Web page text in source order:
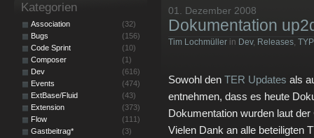
01. Dezember 2008
Dokumentation
Tim Lochmüller in Dev, Releases,
Sowohl den TER Updates als
entnehmen, dass es heute
Dokumentation wurden laut
Vielen Dank an alle beteiligten
Kategorien
Association
(32)
Bugs
(156)
Code Sprint
(10)
Composer
(1)
Dev
(616)
Events
(474)
ExtBase/Fluid
(43)
Extension
(373)
Flow
(111)
Gastbeitrag*
(3)